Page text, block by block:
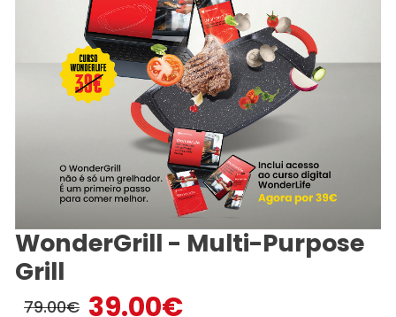
WonderGrill - Multi-Purpose
Grill
79.00€ 39.00€